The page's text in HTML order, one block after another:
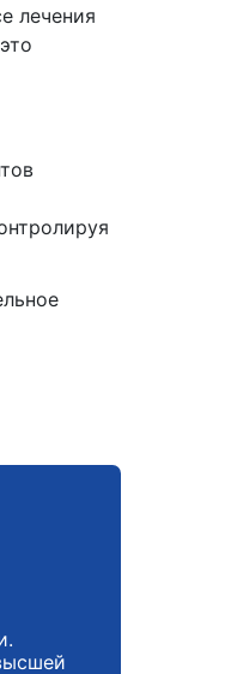
лечения